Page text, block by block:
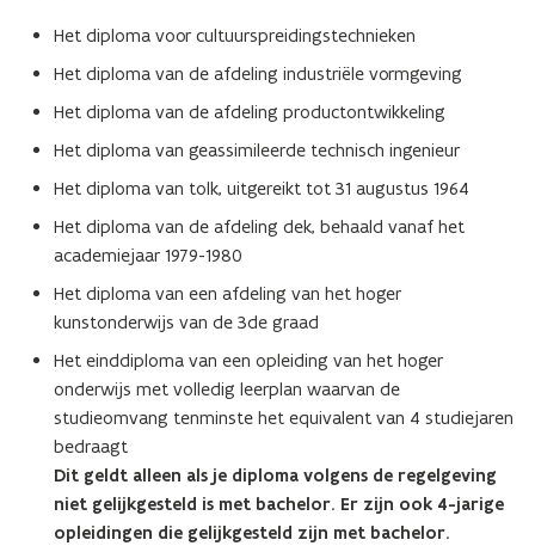
Het diploma voor cultuurspreidingstechnieken
Het diploma van de afdeling industriële vormgeving
Het diploma van de afdeling productontwikkeling
Het diploma van geassimileerde technisch ingenieur
Het diploma van tolk, uitgereikt tot 31 augustus 1964
Het diploma van de afdeling dek, behaald vanaf het
academiejaar 1979-1980
Het diploma van een afdeling van het hoger
kunstonderwijs van de 3de graad
Het einddiploma van een opleiding van het hoger
onderwijs met volledig leerplan waarvan de
studieomvang tenminste het equivalent van 4 studiejaren
bedraagt
Dit geldt alleen als je diploma volgens de regelgeving
niet gelijkgesteld is met bachelor. Er zijn ook 4-jarige
opleidingen die gelijkgesteld zijn met bachelor.